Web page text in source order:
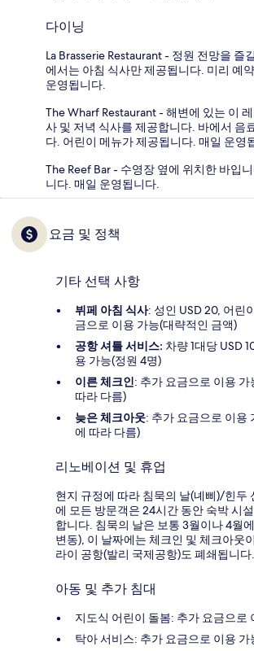
다이닝
La Brasserie Restaurant - 정원 전망을 즐
에서는 아침 식사만 제공됩니다. 미리 예
운영됩니다.
The Wharf Restaurant - 해변에 있는 이
사 및 저녁 식사를 제공합니다. 바에서 음
다. 어린이 메뉴가 제공됩니다. 매일 운영
The Reef Bar - 수영장 옆에 위치한 바입
니다. 매일 운영됩니다.
요금 및 정책
기타 선택 사항
뷔페 아침 식사: 성인 USD 20, 어린
금으로 이용 가능(대략적인 금액)
공항 셔틀 서비스: 차량 1대당 USD
용 가능(정원 4명)
이른 체크인: 추가 요금으로 이용
따라 다름)
늦은 체크아웃: 추가 요금으로 이용
에 따라 다름)
리노베이션 및 휴업
현지 규정에 따라 침묵의 날(녜삐)/힌두
에 모든 방문객은 24시간 동안 숙박 시
합니다. 침묵의 날은 보통 3월이나 4월
변동), 이 날짜에는 체크인 및 체크아웃
라이 공항(발리 국제공항)도 폐쇄됩니다.
아동 및 추가 침대
지도식 어린이 돌봄: 추가 요금으로
탁아 서비스: 추가 요금으로 이용 가